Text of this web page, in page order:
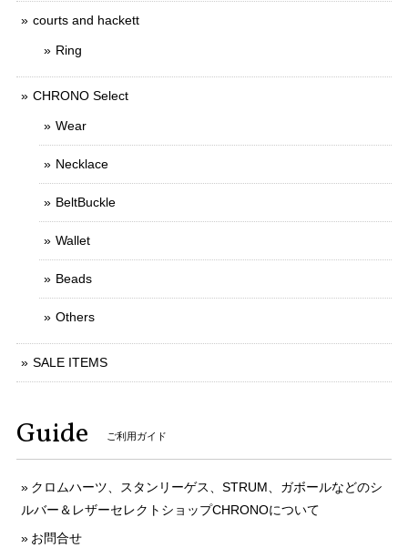
courts and hackett
Ring
CHRONO Select
Wear
Necklace
BeltBuckle
Wallet
Beads
Others
SALE ITEMS
Guide ご利用ガイド
クロムハーツ、スタンリーゲス、STRUM、ガボールなどのシ
ルバー＆レザーセレクトショップCHRONOについて
お問合せ